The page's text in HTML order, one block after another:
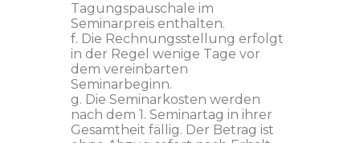
Tagungspauschale im
Seminarpreis enthalten.
f. Die Rechnungsstellung erfolgt
in der Regel wenige Tage vor
dem vereinbarten
Seminarbeginn.
g. Die Seminarkosten werden
nach dem 1. Seminartag in ihrer
Gesamtheit fällig. Der Betrag ist